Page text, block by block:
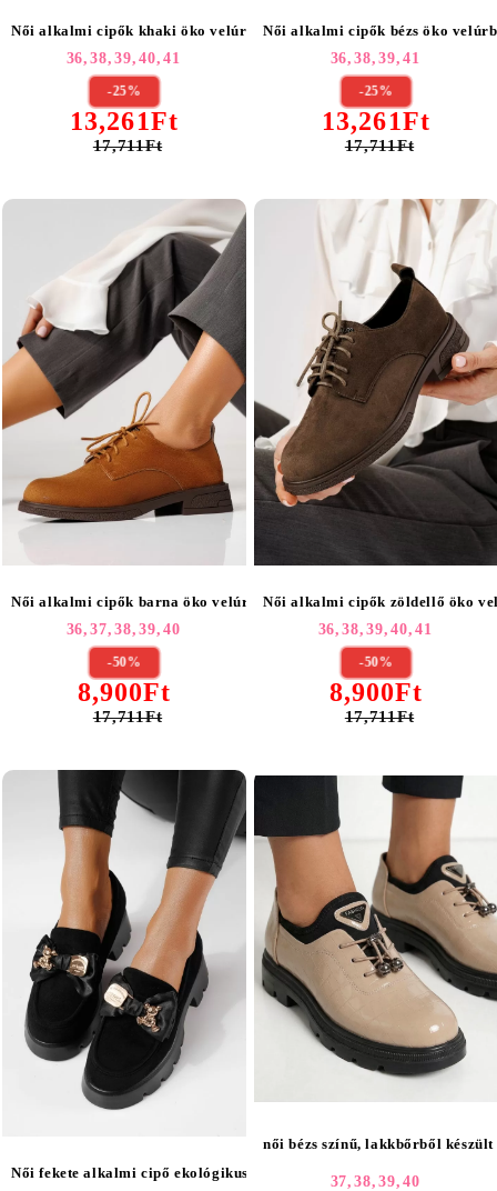
Női alkalmi cipők khaki öko velúrból készült Chiara #24905
36, 38, 39, 40, 41
-25%
13,261Ft
17,711Ft
Női alkalmi cipők bézs öko
36, 38, 39, 41
-25%
13,261Ft
17,711Ft
Női alkalmi cipők barna öko velúrból készült Bellamy #24891
36, 37, 38, 39, 40
-50%
8,900Ft
17,711Ft
Női alkalmi cipők zöldellő öko
36, 38, 39, 40, 41
-50%
8,900Ft
17,711Ft
Női fekete alkalmi cipő ekológikus bőrből Natalia #24407
női bézs színű, lakkbőrből
37, 38, 39, 40